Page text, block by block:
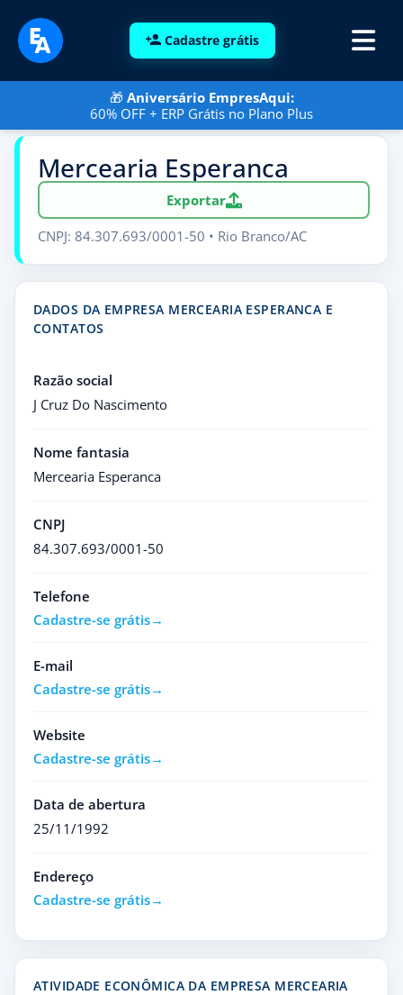
Cadastre grátis
🎁 Aniversário EmpresAqui:
60% OFF + ERP Grátis no Plano Plus
Mercearia Esperanca
Exportar
CNPJ: 84.307.693/0001-50 • Rio Branco/AC
DADOS DA EMPRESA MERCEARIA ESPERANCA E
CONTATOS
Razão social
J Cruz Do Nascimento
Nome fantasia
Mercearia Esperanca
CNPJ
84.307.693/0001-50
Telefone
Cadastre-se grátis
E-mail
Cadastre-se grátis
Website
Cadastre-se grátis
Data de abertura
25/11/1992
Endereço
Cadastre-se grátis
ATIVIDADE ECONÔMICA DA EMPRESA MERCEARIA